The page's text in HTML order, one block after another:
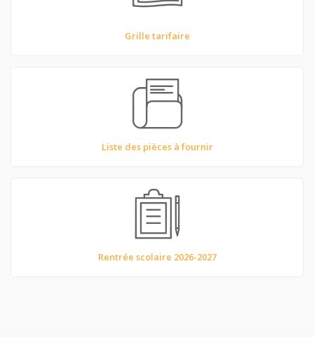
Grille tarifaire
Liste des pièces à fournir
Rentrée scolaire 2026-2027